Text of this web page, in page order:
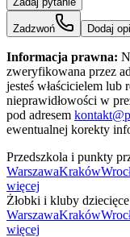
Zadzwoń Dodaj
Informacja prawna:
zweryfikowana przez
jesteś właścicielem lub
nieprawidłowości w
pod adresem
ewentualnej korekty
Przedszkola i punkty
WarszawaKraków
więcej
Żłobki i kluby
WarszawaKraków
więcej